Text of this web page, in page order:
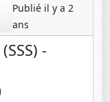
Publié il y a 2
ans
-